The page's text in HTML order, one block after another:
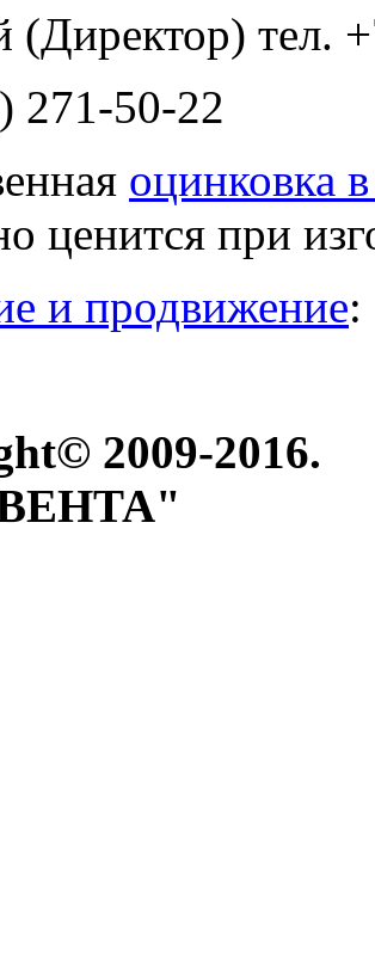
(Директор) тел.
271-50-22
оцинковка
ценится при
и продвижение:
2009-2016.